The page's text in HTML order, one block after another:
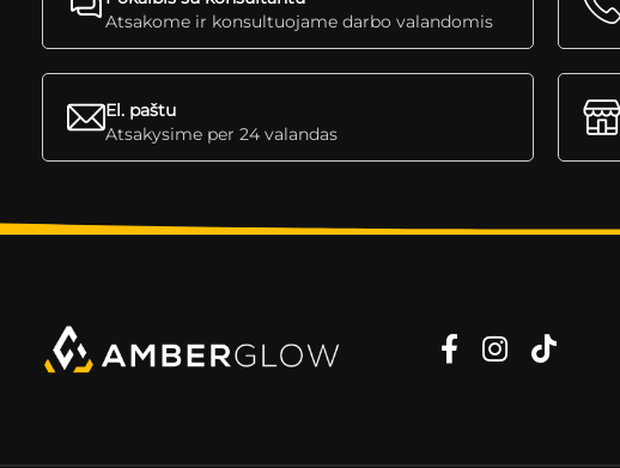
Atsakome ir konsultuojame darbo valandomis
El. paštu
Atsakysime per 24 valandas